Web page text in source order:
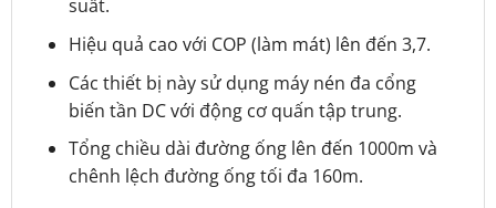
suất.
Hiệu quả cao với COP (làm mát) lên đến 3,7.
Các thiết bị này sử dụng máy nén đa cổng
biến tần DC với động cơ quấn tập trung.
Tổng chiều dài đường ống lên đến 1000m và
chênh lệch đường ống tối đa 160m.